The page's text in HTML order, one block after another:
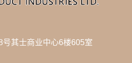
其士商业中心6楼605室